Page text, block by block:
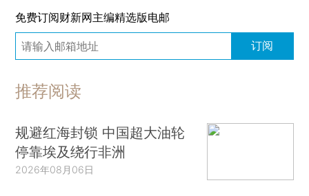
免费订阅财新网主编精选版电邮
订阅
推荐阅读
规避红海封锁 中国超大油轮
停靠埃及绕行非洲
2026年08月06日